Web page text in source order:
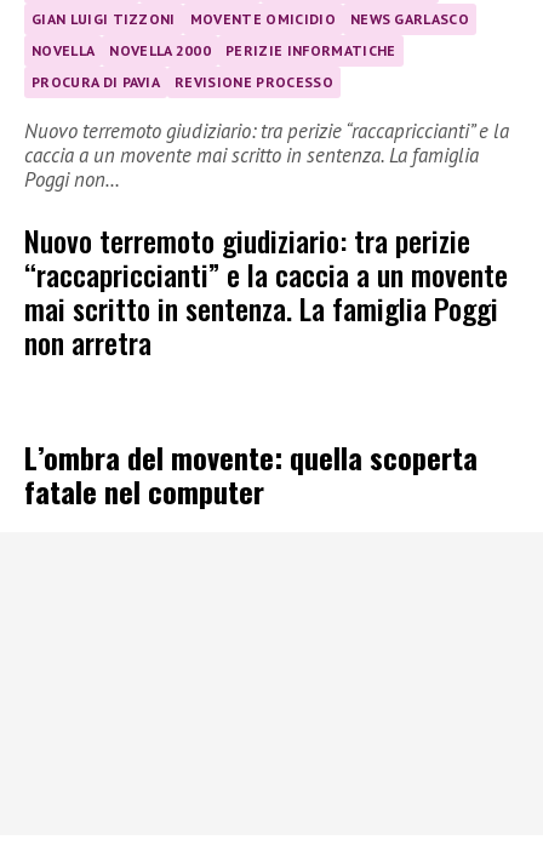
GIAN LUIGI TIZZONI
MOVENTE OMICIDIO
NEWS GARLASCO
NOVELLA
NOVELLA 2000
PERIZIE INFORMATICHE
PROCURA DI PAVIA
REVISIONE PROCESSO
Nuovo terremoto giudiziario: tra perizie “raccapriccianti” e la
caccia a un movente mai scritto in sentenza. La famiglia
Poggi non…
Nuovo terremoto giudiziario: tra perizie
“raccapriccianti” e la caccia a un movente
mai scritto in sentenza. La famiglia Poggi
non arretra
L’ombra del movente: quella scoperta
fatale nel computer